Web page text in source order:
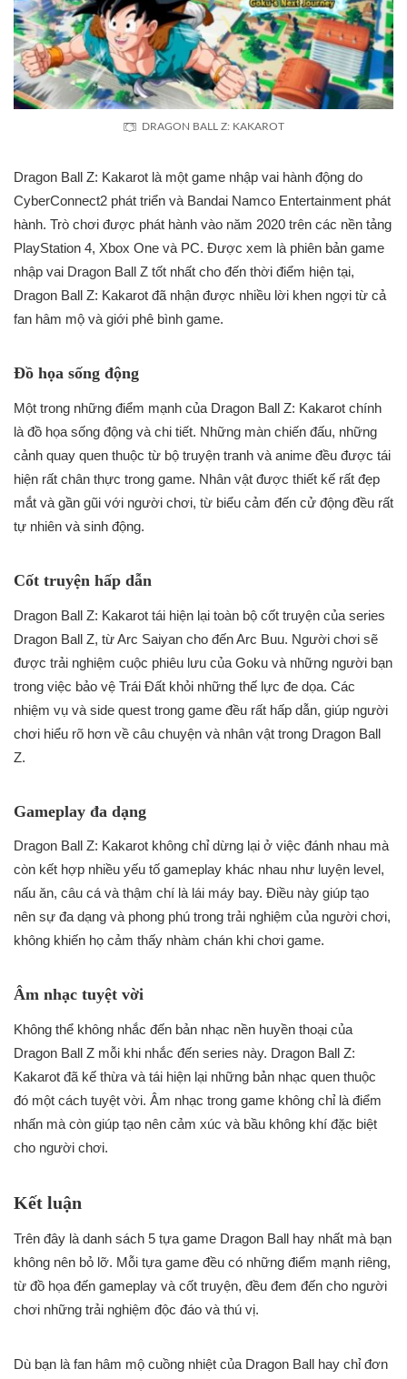
DRAGON BALL Z: KAKAROT
Dragon Ball Z: Kakarot là một game nhập vai hành động do
CyberConnect2 phát triển và Bandai Namco Entertainment phát
hành. Trò chơi được phát hành vào năm 2020 trên các nền tảng
PlayStation 4, Xbox One và PC. Được xem là phiên bản game
nhập vai Dragon Ball Z tốt nhất cho đến thời điểm hiện tại,
Dragon Ball Z: Kakarot đã nhận được nhiều lời khen ngợi từ cả
fan hâm mộ và giới phê bình game.
Đồ họa sống động
Một trong những điểm mạnh của Dragon Ball Z: Kakarot chính
là đồ họa sống động và chi tiết. Những màn chiến đấu, những
cảnh quay quen thuộc từ bộ truyện tranh và anime đều được tái
hiện rất chân thực trong game. Nhân vật được thiết kế rất đẹp
mắt và gần gũi với người chơi, từ biểu cảm đến cử động đều rất
tự nhiên và sinh động.
Cốt truyện hấp dẫn
Dragon Ball Z: Kakarot tái hiện lại toàn bộ cốt truyện của series
Dragon Ball Z, từ Arc Saiyan cho đến Arc Buu. Người chơi sẽ
được trải nghiệm cuộc phiêu lưu của Goku và những người bạn
trong việc bảo vệ Trái Đất khỏi những thế lực đe dọa. Các
nhiệm vụ và side quest trong game đều rất hấp dẫn, giúp người
chơi hiểu rõ hơn về câu chuyện và nhân vật trong Dragon Ball
Z.
Gameplay đa dạng
Dragon Ball Z: Kakarot không chỉ dừng lại ở việc đánh nhau mà
còn kết hợp nhiều yếu tố gameplay khác nhau như luyện level,
nấu ăn, câu cá và thậm chí là lái máy bay. Điều này giúp tạo
nên sự đa dạng và phong phú trong trải nghiệm của người chơi,
không khiến họ cảm thấy nhàm chán khi chơi game.
Âm nhạc tuyệt vời
Không thể không nhắc đến bản nhạc nền huyền thoại của
Dragon Ball Z mỗi khi nhắc đến series này. Dragon Ball Z:
Kakarot đã kế thừa và tái hiện lại những bản nhạc quen thuộc
đó một cách tuyệt vời. Âm nhạc trong game không chỉ là điểm
nhấn mà còn giúp tạo nên cảm xúc và bầu không khí đặc biệt
cho người chơi.
Kết luận
Trên đây là danh sách 5 tựa game Dragon Ball hay nhất mà bạn
không nên bỏ lỡ. Mỗi tựa game đều có những điểm mạnh riêng,
từ đồ họa đến gameplay và cốt truyện, đều đem đến cho người
chơi những trải nghiệm độc đáo và thú vị.
Dù bạn là fan hâm mộ cuồng nhiệt của Dragon Ball hay chỉ đơn